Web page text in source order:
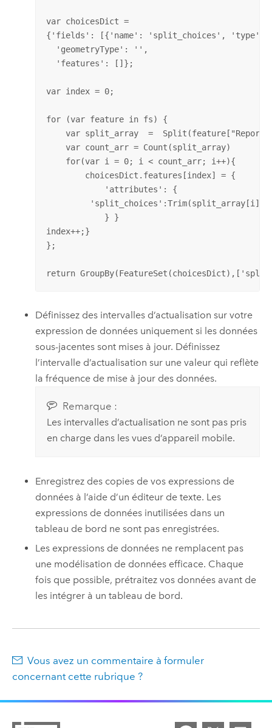
var choicesDict =
{'fields': [{'name': 'split_choices', 'type':
  'geometryType': '',
  'features': []};
var index = 0;
for (var feature in fs) {
var split_array  =
    var count_arr = Count(split_array)
    for(var i = 0; i < count_arr; i++){
        choicesDict.features[index] = {
            'attributes': {
            } }
index++;}
};
return
Définissez des intervalles d’actualisation sur votre
expression de données uniquement si les données
sous-jacentes sont mises à jour. Définissez
l’intervalle d’actualisation sur une valeur qui reflète
la fréquence de mise à jour des données.
Remarque :
Les intervalles d’actualisation ne sont pas pris
en charge dans les vues d’appareil mobile.
Enregistrez des copies de vos expressions de
données à l’aide d’un éditeur de texte. Les
expressions de données inutilisées dans un
tableau de bord ne sont pas enregistrées.
Les expressions de données ne remplacent pas
une modélisation de données efficace. Chaque
fois que possible, prétraitez vos données avant de
les intégrer à un tableau de bord.
Vous avez un commentaire à formuler
concernant cette rubrique ?